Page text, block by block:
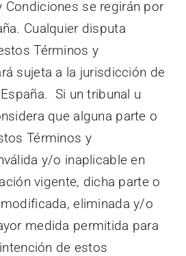
Condiciones se regirán por
Cualquier disputa
Términos y
sujeta a la jurisdicción de
Si un tribunal u
que alguna parte o
Términos y
y/o inaplicable en
vigente, dicha parte o
eliminada y/o
medida permitida para
de estos